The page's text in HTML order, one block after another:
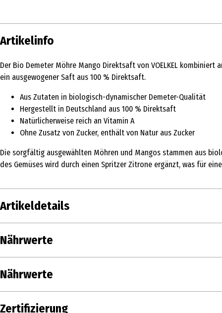
Artikelinfo
Der Bio Demeter Möhre Mango Direktsaft von VOELKEL
ein ausgewogener Saft aus 100 % Direktsaft.
Aus Zutaten in biologisch-dynamischer Demeter-Qualität
Hergestellt in Deutschland aus 100 % Direktsaft
Natürlicherweise reich an Vitamin A
Ohne Zusatz von Zucker, enthält von Natur aus Zucker
Die sorgfältig ausgewählten Möhren und Mangos stammen aus
des Gemüses wird durch einen Spritzer Zitrone ergänzt, was für
Artikeldetails
Inhalt
Produkttyp
Zutaten
Nährwerte
Nährwerte je
Brennwert
Fett in g
Nährwerte
Zusammensetzung
Zertifizierung